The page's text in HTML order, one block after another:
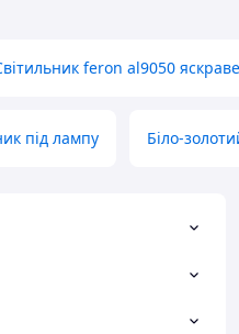
feron al9050 яскраве
під лампу Біло-